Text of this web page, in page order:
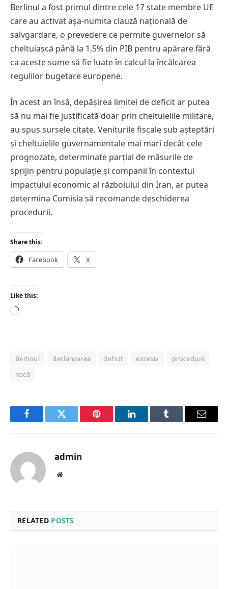
Berlinul a fost primul dintre cele 17 state membre UE
care au activat așa-numita clauză națională de
salvgardare, o prevedere ce permite guvernelor să
cheltuiască până la 1,5% din PIB pentru apărare fără
ca aceste sume să fie luate în calcul la încălcarea
regulilor bugetare europene.
În acest an însă, depășirea limitei de deficit ar putea
să nu mai fie justificată doar prin cheltuielile militare,
au spus sursele citate. Veniturile fiscale sub așteptări
și cheltuielile guvernamentale mai mari decât cele
prognozate, determinate parțial de măsurile de
sprijin pentru populație și companii în contextul
impactului economic al războiului din Iran, ar putea
determina Comisia să recomande deschiderea
procedurii.
Share this:
Facebook X
Like this:
Loading…
Berlinul declanșarea deficit excesiv
procedurii
riscă
FacebookTwitter Pinterest LinkedInTumblr Email
admin
Website
RELATED POSTS